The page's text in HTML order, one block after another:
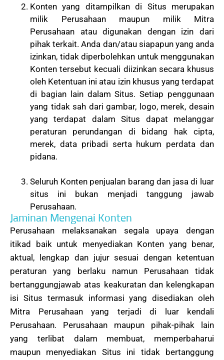
Konten yang ditampilkan di Situs merupakan
milik Perusahaan maupun milik Mitra
Perusahaan atau digunakan dengan izin dari
pihak terkait. Anda dan/atau siapapun yang anda
izinkan, tidak diperbolehkan untuk menggunakan
Konten tersebut kecuali diizinkan secara khusus
oleh Ketentuan ini atau izin khusus yang terdapat
di bagian lain dalam Situs. Setiap penggunaan
yang tidak sah dari gambar, logo, merek, desain
yang terdapat dalam Situs dapat melanggar
peraturan perundangan di bidang hak cipta,
merek, data pribadi serta hukum perdata dan
pidana.
Seluruh Konten penjualan barang dan jasa di luar
situs ini bukan menjadi tanggung jawab
Perusahaan.
Jaminan Mengenai Konten
Perusahaan melaksanakan segala upaya dengan
itikad baik untuk menyediakan Konten yang benar,
aktual, lengkap dan jujur sesuai dengan ketentuan
peraturan yang berlaku namun Perusahaan tidak
bertanggungjawab atas keakuratan dan kelengkapan
isi Situs termasuk informasi yang disediakan oleh
Mitra Perusahaan yang terjadi di luar kendali
Perusahaan. Perusahaan maupun pihak-pihak lain
yang terlibat dalam membuat, memperbaharui
maupun menyediakan Situs ini tidak bertanggung